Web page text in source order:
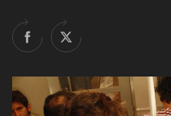
Chi siamo
Storia della Fondazione